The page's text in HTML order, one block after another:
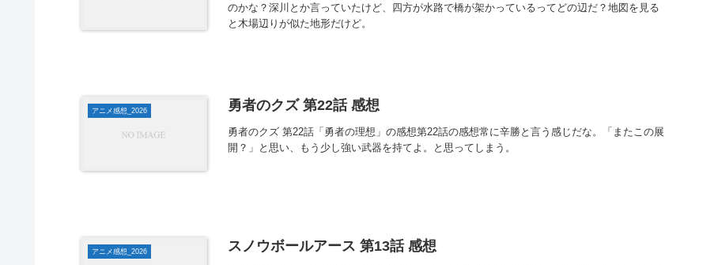
のかな？深川とか言っていたけど、四方が水路で橋が架かっているってどの辺だ？地図を見る
と木場辺りが似た地形だけど。
アニメ感想_2026 勇者のクズ 第22話 感想
勇者のクズ 第22話「勇者の理想」の感想第22話の感想常に辛勝と言う感じだな。「またこの展
開？」と思い、もう少し強い武器を持てよ。と思ってしまう。
アニメ感想_2026 スノウボールアース 第13話 感想